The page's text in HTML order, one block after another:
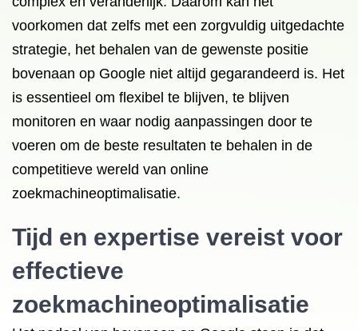
voorkomen dat zelfs met een zorgvuldig uitgedachte
strategie, het behalen van de gewenste positie
bovenaan op Google niet altijd gegarandeerd is. Het
is essentieel om flexibel te blijven, te blijven
monitoren en waar nodig aanpassingen door te
voeren om de beste resultaten te behalen in de
competitieve wereld van online
zoekmachineoptimalisatie.
Tijd en expertise vereist voor
effectieve
zoekmachineoptimalisatie